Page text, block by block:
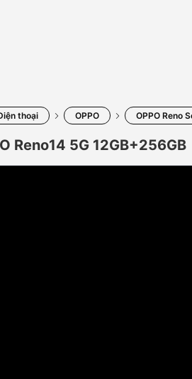
thoại OPPO OPPO Reno
Reno14 5G 12GB+256GB